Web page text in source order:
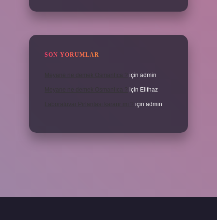
SON YORUMLAR
için admin
için Elifnaz
için admin